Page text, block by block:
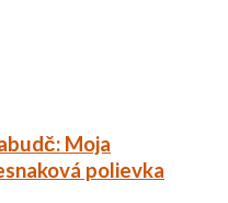
Moja
polievka